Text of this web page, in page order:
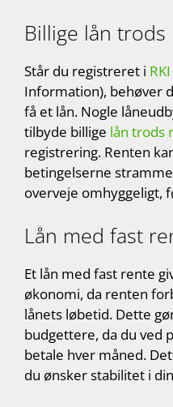
Billige lån trods
Står du registreret i RKI
Information), behøver
få et lån. Nogle
tilbyde billige lån trods
registrering. Renten
betingelserne
overveje omhyggeligt,
Lån med fast
Et lån med fast rente
økonomi, da renten
lånets løbetid. Dette
budgettere, da du ved
betale hver måned.
du ønsker stabilitet i